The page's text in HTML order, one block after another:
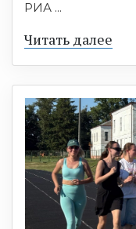
РИА ...
Читать далее